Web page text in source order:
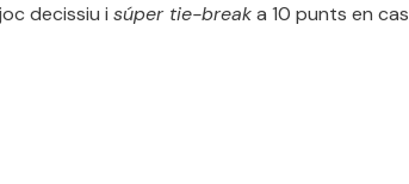
decissiu i súper tie-breaka 10 punts en cas